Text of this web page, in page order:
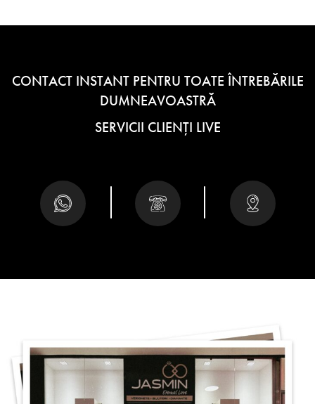
CONTACT INSTANT PENTRU TOATE ÎNTREBĂRILE
DUMNEAVOASTRĂ
SERVICII CLIENȚI LIVE